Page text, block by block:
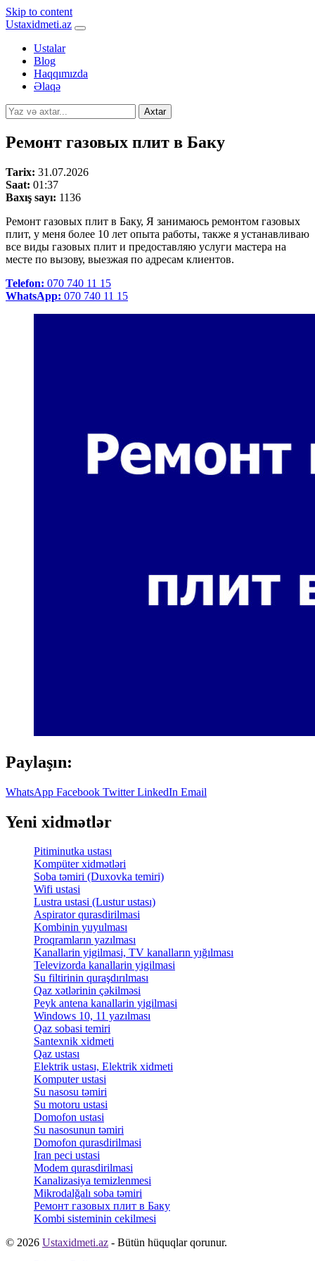
Skip to content
Ustaxidmeti.az
Ustalar
Blog
Haqqımızda
Əlaqə
Axtar
Ремонт газовых плит в Баку
Tarix: 31.07.2026
Saat: 01:37
Baxış sayı: 1136
Ремонт газовых плит в Баку, Я занимаюсь ремонтом газовых
плит, у меня более 10 лет опыта работы, также я устанавливаю
все виды газовых плит и предоставляю услуги мастера на
месте по вызову, выезжая по адресам клиентов.
Telefon: 070 740 11 15
WhatsApp: 070 740 11 15
Paylaşın:
WhatsApp Facebook TwitterLinkedIn Email
Yeni xidmətlər
Pitiminutka ustası
Kompüter xidmətləri
Soba təmiri (Duxovka temiri)
Wifi ustasi
Lustra ustasi (Lustur ustası)
Aspirator qurasdirilmasi
Kombinin yuyulması
Proqramların yazılması
Kanallarin yigilmasi, TV kanalların yığılması
Televizorda kanallarin yigilmasi
Su filtirinin quraşdırılması
Qaz xətlərinin çəkilməsi
Peyk antena kanallarin yigilmasi
Windows 10, 11 yazılması
Qaz sobasi temiri
Santexnik xidmeti
Qaz ustası
Elektrik ustası, Elektrik xidmeti
Komputer ustasi
Su nasosu təmiri
Su motoru ustasi
Domofon ustasi
Su nasosunun təmiri
Domofon qurasdirilmasi
Iran peci ustasi
Modem qurasdirilmasi
Kanalizasiya temizlenmesi
Mikrodalğalı soba təmiri
Ремонт газовых плит в Баку
Kombi sisteminin cekilmesi
© 2026 Ustaxidmeti.az - Bütün hüquqlar qorunur.